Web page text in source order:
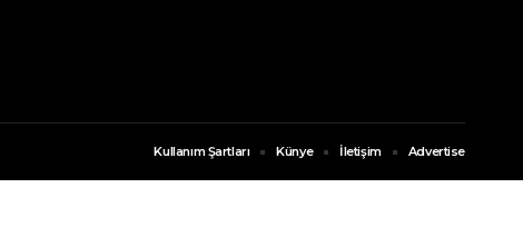
Kullanım Şartları Künye İletişim Advertise